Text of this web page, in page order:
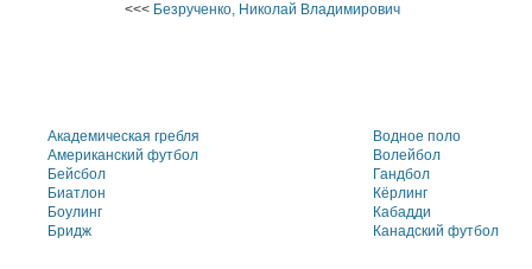
<<< Безрученко, Николай Владимирович
Академическая гребля
Американский футбол
Бейсбол
Биатлон
Боулинг
Бридж
Водное поло
Волейбол
Гандбол
Кёрлинг
Кабадди
Канадский футбол